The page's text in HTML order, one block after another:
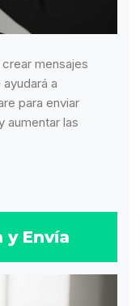
mensajes
a
para enviar
aumentar las
y Envía